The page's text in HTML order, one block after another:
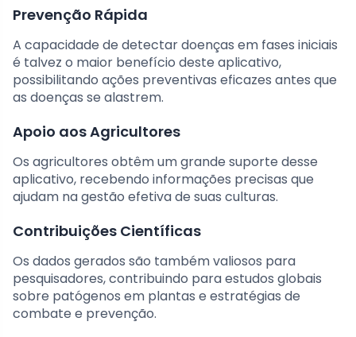
Prevenção Rápida
A capacidade de detectar doenças em fases iniciais
é talvez o maior benefício deste aplicativo,
possibilitando ações preventivas eficazes antes que
as doenças se alastrem.
Apoio aos Agricultores
Os agricultores obtêm um grande suporte desse
aplicativo, recebendo informações precisas que
ajudam na gestão efetiva de suas culturas.
Contribuições Científicas
Os dados gerados são também valiosos para
pesquisadores, contribuindo para estudos globais
sobre patógenos em plantas e estratégias de
combate e prevenção.